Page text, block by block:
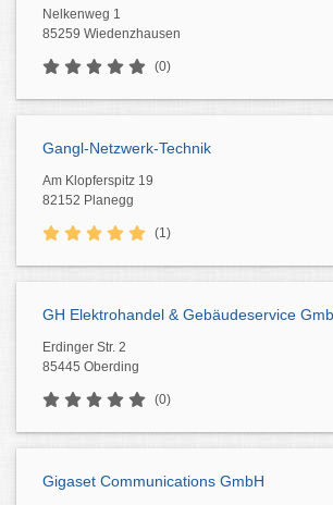
Nelkenweg 1
85259 Wiedenzhausen
(0)
Gangl-Netzwerk-Technik
Am Klopferspitz 19
82152 Planegg
(1)
GH Elektrohandel & Gebäudeservice
Erdinger Str. 2
85445 Oberding
(0)
Gigaset Communications GmbH